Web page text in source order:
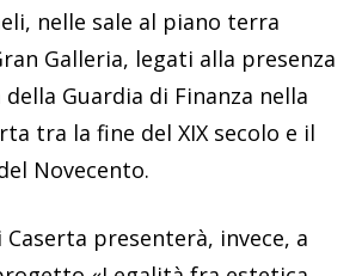
nelle sale al piano terra
Galleria, legati alla presenza
della Guardia di Finanza nella
tra la fine del XIX secolo e il
Novecento.
Caserta presenterà, invece, a